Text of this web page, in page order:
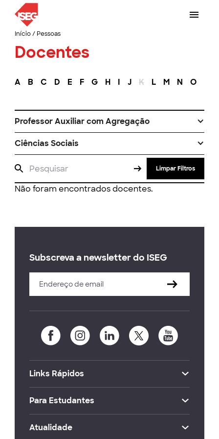
Início/ Pessoas
Docentes
A B C D E F G H I J K L M N O
Professor Auxiliar com Agregação
Ciências Sociais
Limpar Filtros
Não foram encontrados docentes.
Subscreva a newsletter do ISEG
Links Rápidos
Para Estudantes
Atualidade